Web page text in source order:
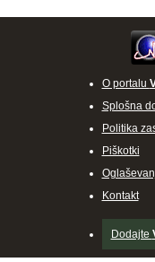
O portalu
Splošna
Politika
Piškotki
Kontakt
Dodajte